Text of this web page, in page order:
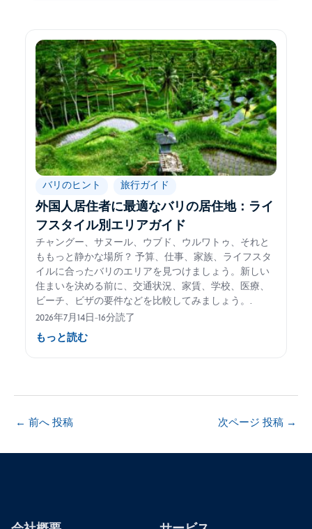
バリのヒント 旅行ガイド
外国人居住者に最適なバリの居住地：ライ
フスタイル別エリアガイド
チャングー、サヌール、ウブド、ウルワトゥ、それと
ももっと静かな場所？ 予算、仕事、家族、ライフスタ
イルに合ったバリのエリアを見つけましょう。新しい
住まいを決める前に、交通状況、家賃、学校、医療、
ビーチ、ビザの要件などを比較してみましょう。.
2026年7月14日-16分読了
もっと読む
← 前へ 投稿 次ページ 投稿 →